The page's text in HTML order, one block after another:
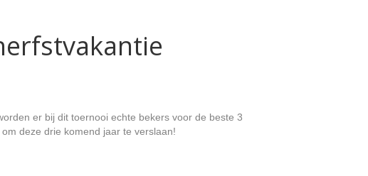
er bij dit toernooi echte bekers voor de beste 3
deze drie komend jaar te verslaan!